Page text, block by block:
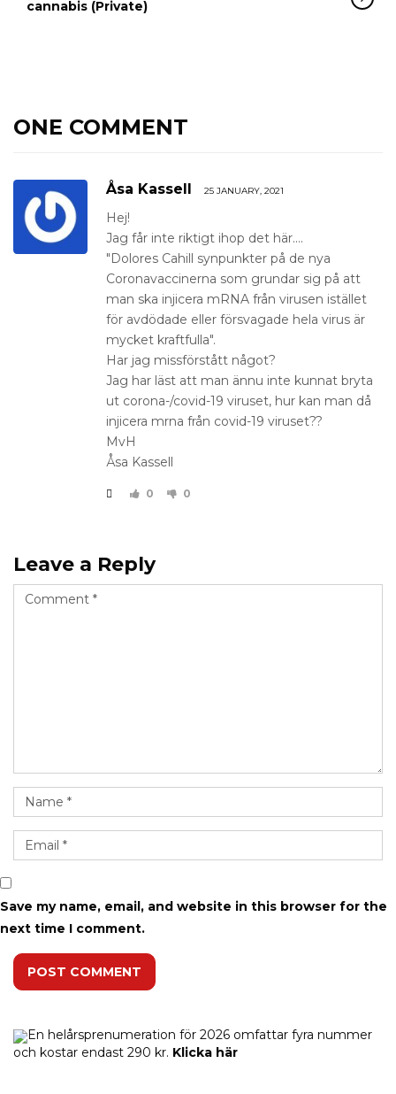
cannabis (Private)
ONE COMMENT
Åsa Kassell 25 JANUARY, 2021
Hej!
Jag får inte riktigt ihop det här....
"Dolores Cahill synpunkter på de nya
Coronavaccinerna som grundar sig på att
man ska injicera mRNA från virusen istället
för avdödade eller försvagade hela virus är
mycket kraftfulla".
Har jag missförstått något?
Jag har läst att man ännu inte kunnat bryta
ut corona-/covid-19 viruset, hur kan man då
injicera mrna från covid-19 viruset??
MvH
Åsa Kassell
0 0
Leave a Reply
Save my name, email, and website in this browser for the
next time I comment.
POST COMMENT
En helårsprenumeration för 2026 omfattar fyra nummer
och kostar endast 290 kr. Klicka här